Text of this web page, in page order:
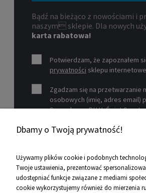
Bądź na bieżąco z nowościami i
naszym sklepie. Dla nowych
karta rabatowa!
Potwierdzam, że zapoznałem
prywatności sklepu
Zgadzam się na przetwarzanie
osobowych (imię, adres email)
Sprzedawcę P.H.U. Świat Sportu
19-26-977 w celu marketingowym.
Pomoc
Dbamy o Twoją prywatność!
Używamy plików cookie i podobnych
Twoje ustawienia, prezentować
udostępniać funkcje związane z mediami
cookie wykorzystujemy również do mierzenia